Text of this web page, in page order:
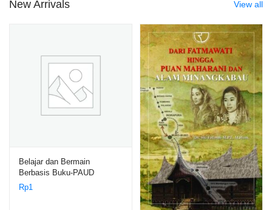
New Arrivals View all
Belajar dan Bermain
Berbasis Buku-PAUD
Rp1